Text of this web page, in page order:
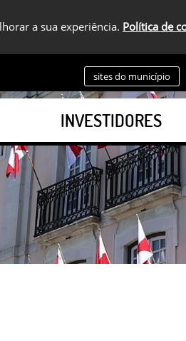
a sua experiência. Política de
sites do município
INVESTIDORES